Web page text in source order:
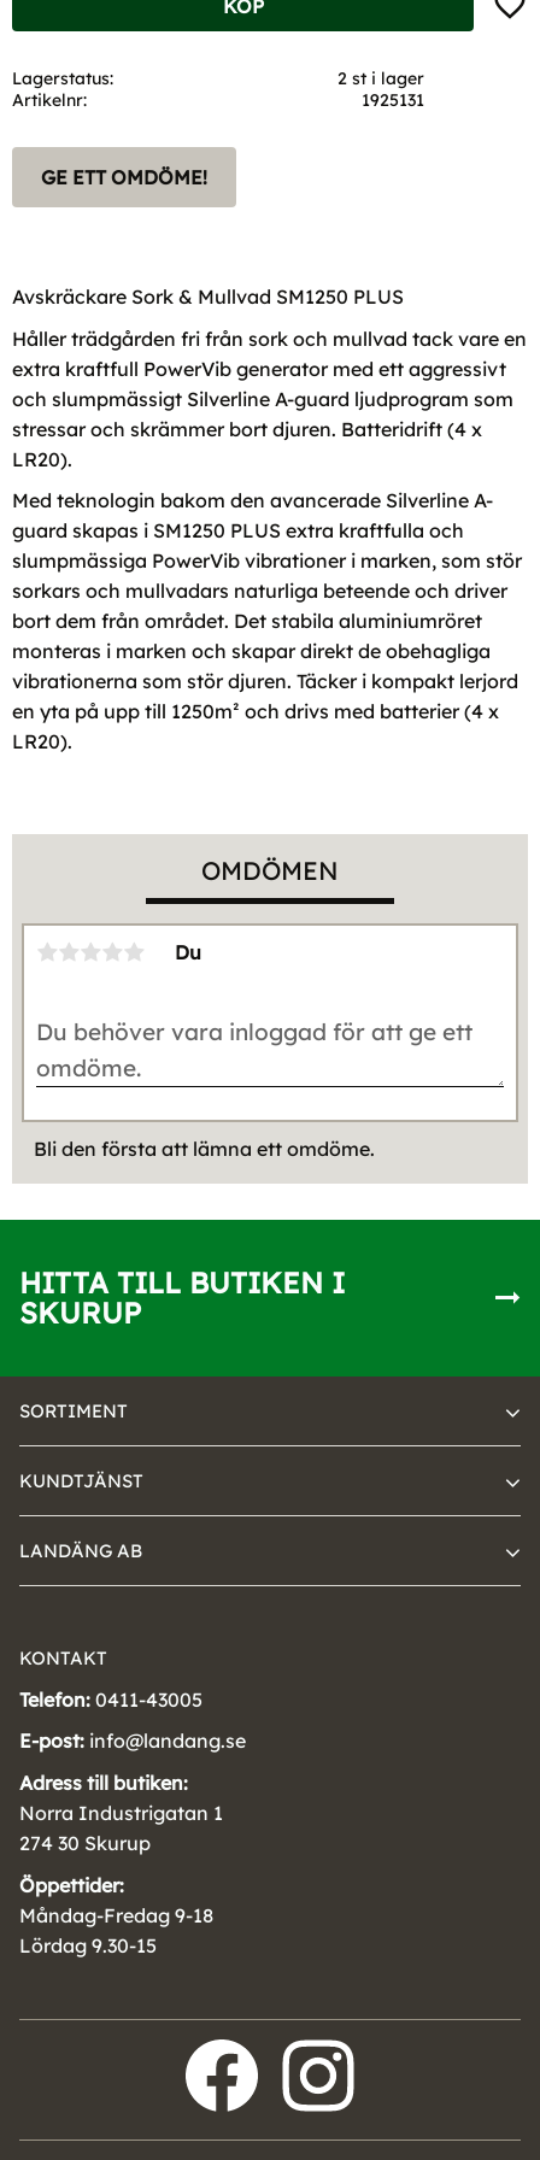
KÖP
Lagerstatus
2 st i lager
Artikelnr
1925131
GE ETT OMDÖME!
Avskräckare Sork & Mullvad SM1250 PLUS
Håller trädgården fri från sork och mullvad tack vare en
extra kraftfull PowerVib generator med ett aggressivt
och slumpmässigt Silverline A-guard ljudprogram som
stressar och skrämmer bort djuren. Batteridrift (4 x
LR20).
Med teknologin bakom den avancerade Silverline A-
guard skapas i SM1250 PLUS extra kraftfulla och
slumpmässiga PowerVib vibrationer i marken, som stör
sorkars och mullvadars naturliga beteende och driver
bort dem från området. Det stabila aluminiumröret
monteras i marken och skapar direkt de obehagliga
vibrationerna som stör djuren. Täcker i kompakt lerjord
en yta på upp till 1250m² och drivs med batterier (4 x
LR20).
OMDÖMEN
Du
Bli den första att lämna ett omdöme.
HITTA TILL BUTIKEN I
SKURUP
SORTIMENT
KUNDTJÄNST
LANDÄNG AB
KONTAKT
Telefon: 0411-43005
E-post: info@landang.se
Adress till butiken:
Norra Industrigatan 1
274 30 Skurup
Öppettider:
Måndag-Fredag 9-18
Lördag 9.30-15